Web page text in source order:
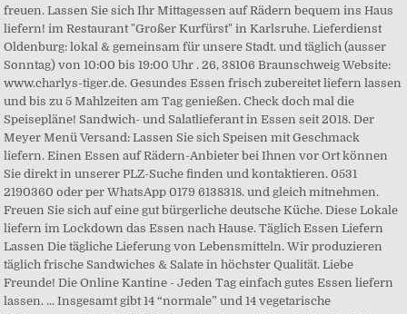
freuen. Lassen Sie sich Ihr Mittagessen auf Rädern bequem ins Haus
liefern! im Restaurant "Großer Kurfürst" in Karlsruhe. Lieferdienst
Oldenburg: lokal & gemeinsam für unsere Stadt. und täglich (ausser
Sonntag) von 10:00 bis 19:00 Uhr . 26, 38106 Braunschweig Website:
www.charlys-tiger.de. Gesundes Essen frisch zubereitet liefern lassen
und bis zu 5 Mahlzeiten am Tag genießen. Check doch mal die
Speisepläne! Sandwich- und Salatlieferant in Essen seit 2018. Der
Meyer Menü Versand: Lassen Sie sich Speisen mit Geschmack
liefern. Einen Essen auf Rädern-Anbieter bei Ihnen vor Ort können
Sie direkt in unserer PLZ-Suche finden und kontaktieren. 0531
2190360 oder per WhatsApp 0179 6138318. und gleich mitnehmen.
Freuen Sie sich auf eine gut bürgerliche deutsche Küche. Diese Lokale
liefern im Lockdown das Essen nach Hause. Täglich Essen Liefern
Lassen Die tägliche Lieferung von Lebensmitteln. Wir produzieren
täglich frische Sandwiches & Salate in höchster Qualität. Liebe
Freunde! Die Online Kantine - Jeden Tag einfach gutes Essen liefern
lassen. ... Insgesamt gibt 14 “normale” und 14 vegetarische